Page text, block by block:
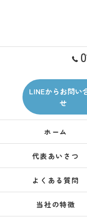
LINEからお問い
せ
ホーム
代表あいさつ
よくある質問
当社の特徴